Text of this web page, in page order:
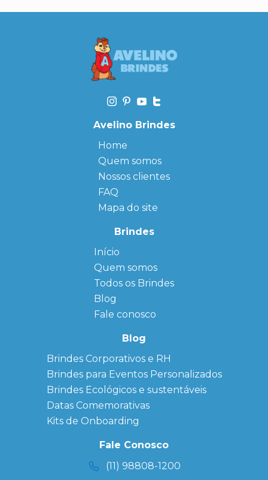
Avelino Brindes
Home
Quem somos
Nossos clientes
FAQ
Mapa do site
Brindes
Início
Quem somos
← Back
FAQ
Sitemap
Todos os Brindes
← Back
Agendas
Personalizadas
Personalizado
personalizados
Brindes
Corporativos
Copos Térmicos
Personalizados
Datas Especiais
Ecobag
Personalizada
Kits
Blog
Fale conosco
Blog
Brindes Corporativos e RH
Brindes para Eventos Personalizados
Brindes Ecológicos e sustentáveis
Datas Comemorativas
Kits de Onboarding
Fale Conosco
(11) 98808-1200